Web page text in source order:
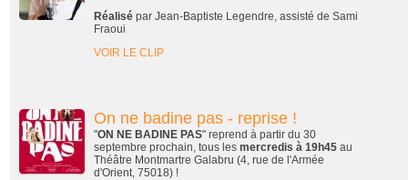
Réalisé par Jean-Baptiste Legendre, assisté de Sami
Fraoui
VOIR LE CLIP
On ne badine pas - reprise !
"ON NE BADINE PAS" reprend à partir du 30
septembre prochain, tous lesmercredis à 19h45 au
Théâtre Montmartre Galabru (4, rue de l'Armée
d'Orient, 75018) !